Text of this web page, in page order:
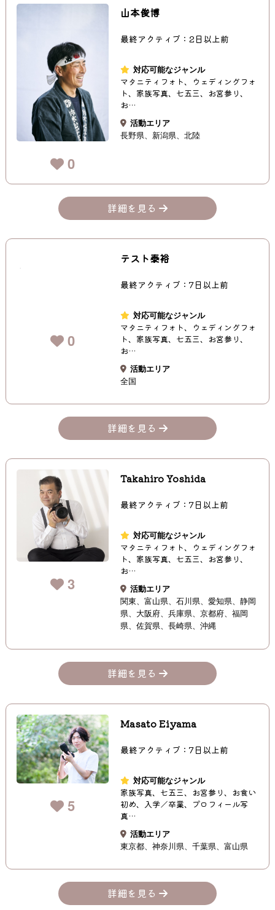
0
山本俊博
最終アクティブ：2日以上前
対応可能なジャンル
マタニティフォト、ウェディングフォ
ト、家族写真、七五三、お宮参り、
お…
活動エリア
長野県
新潟県 北陸
詳細を見る
0
テスト泰裕
最終アクティブ：7日以上前
対応可能なジャンル
マタニティフォト、ウェディングフォ
ト、家族写真、七五三、お宮参り、
お…
活動エリア
全国
詳細を見る
3
Takahiro Yoshida
最終アクティブ：7日以上前
対応可能なジャンル
マタニティフォト、ウェディングフォ
ト、家族写真、七五三、お宮参り、
お…
活動エリア
関東
富山県 石川県 愛知県
静岡
県
大阪府 兵庫県 京都府
福岡
県
佐賀県 長崎県 沖縄
詳細を見る
5
Masato Eiyama
最終アクティブ：7日以上前
対応可能なジャンル
家族写真、七五三、お宮参り、お食い
初め、入学／卒業、プロフィール写
真…
活動エリア
東京都
神奈川県 千葉県 富山県
詳細を見る